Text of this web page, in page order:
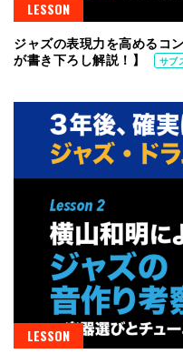
LESSON
ジャズの表現力を高めるコ
が書き下ろし解説！】
サブ
LESSON